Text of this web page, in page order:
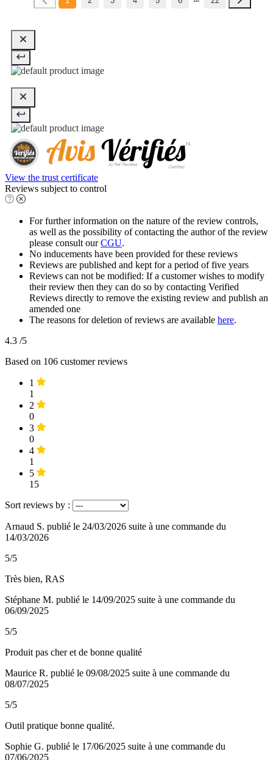
View the trust certificate
Reviews subject to control
For further information on the nature of the review controls,
as well as the possibility of contacting the author of the review
please consult ourCGU.
No inducements have been provided for these reviews
Reviews are published and kept for a period of five years
Reviews can not be modified: If a customer wishes to modify
their review then they can do so by contacting Verified
Reviews directly to remove the existing review and publish an
amended one
The reasons for deletion of reviews are available here.
4.3 /5
Based on 106 customer reviews
1
1
2
0
3
0
4
1
5
15
Sort reviews by :
Arnaud S. publié le 24/03/2026 suite à une commande du
14/03/2026
5/5
Très bien, RAS
Stéphane M. publié le 14/09/2025 suite à une commande du
06/09/2025
5/5
Produit pas cher et de bonne qualité
Maurice R. publié le 09/08/2025 suite à une commande du
08/07/2025
5/5
Outil pratique bonne qualité.
Sophie G. publié le 17/06/2025 suite à une commande du
07/06/2025